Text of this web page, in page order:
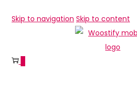
Skip to navigation Skip to content